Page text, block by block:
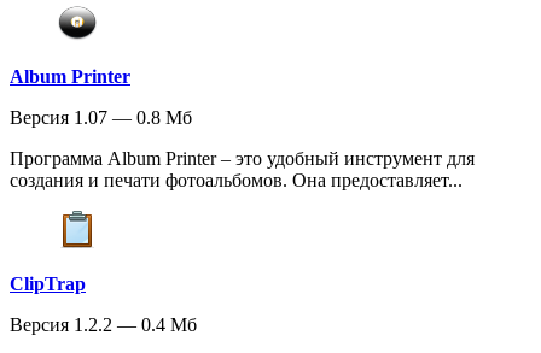
Album Printer
Версия 1.07 — 0.8 Мб
Программа Album Printer – это удобный инструмент для
создания и печати фотоальбомов. Она предоставляет...
ClipTrap
Версия 1.2.2 — 0.4 Мб